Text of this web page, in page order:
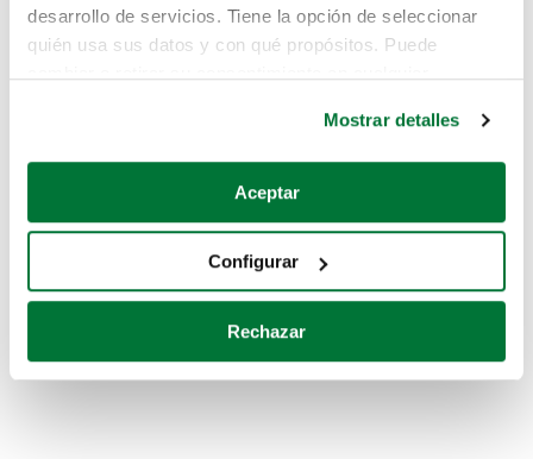
desarrollo de servicios. Tiene la opción de seleccionar
quién usa sus datos y con qué propósitos. Puede
Si lo permite, también quisiéramos:
Recopilar información sobre su ubicación geográfica
Identificar su dispositivo analizándolo activamente
para buscar características específicas (huellas
Obtenga más información sobre cómo se procesan sus
Mostrar detalles
Aceptar
Configurar
Rechazar
Pero puedes encontrar el coche que estás
buscando en alguno de estos enlaces:
Coches de segunda mano
Coches de km0